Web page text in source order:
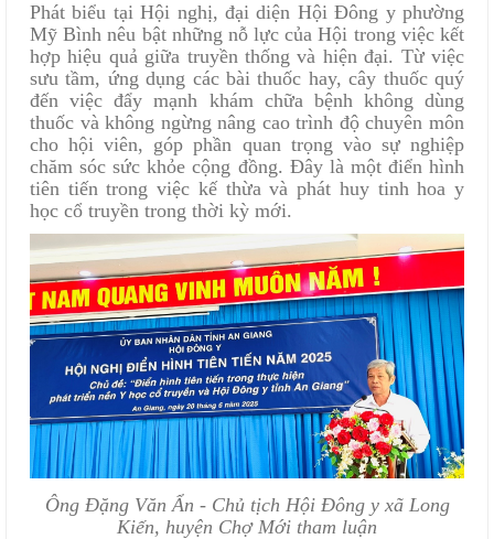
Phát biểu tại Hội nghị, đại diện Hội Đông y phường
Mỹ Bình nêu bật những nỗ lực của Hội trong việc kết
hợp hiệu quả giữa truyền thống và hiện đại. Từ việc
sưu tầm, ứng dụng các bài thuốc hay, cây thuốc quý
đến việc đẩy mạnh khám chữa bệnh không dùng
thuốc và không ngừng nâng cao trình độ chuyên môn
cho hội viên, góp phần quan trọng vào sự nghiệp
chăm sóc sức khỏe cộng đồng. Đây là một điển hình
tiên tiến trong việc kế thừa và phát huy tinh hoa y
học cổ truyền trong thời kỳ mới.
Ông Đặng Văn Ẩn - Chủ tịch Hội Đông y xã Long
Kiến, huyện Chợ Mới tham luận